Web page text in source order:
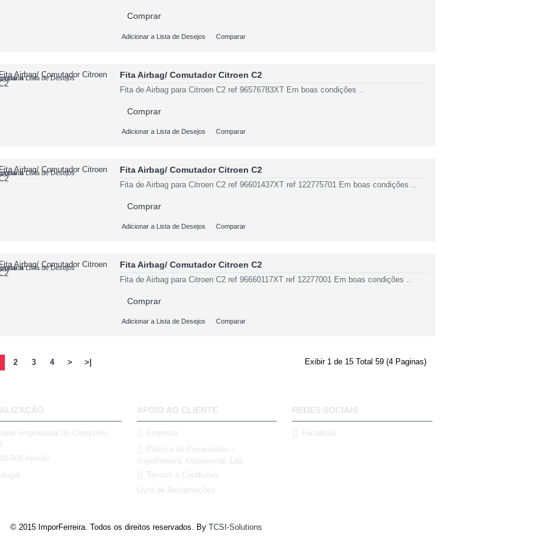
Comprar
Adicionar a Lista de Desejos Comparar
a Lista de Desejos Fita Airbag/ Comutador Citroen C2
Fita de Airbag para Citroen C2 ref 96576783XT Em boas condições ..
Comprar
Adicionar a Lista de Desejos Comparar
a Lista de Desejos Fita Airbag/ Comutador Citroen C2
Fita de Airbag para Citroen C2 ref 96601437XT ref 122775701 Em boas condições ..
Comprar
Adicionar a Lista de Desejos Comparar
a Lista de Desejos Fita Airbag/ Comutador Citroen C2
Fita de Airbag para Citroen C2 ref 96660117XT ref 12277001 Em boas condições ..
Comprar
Adicionar a Lista de Desejos Comparar
2 3 4 > >| Exibir 1 de 15 Total 59 (4 Paginas)
empresarial do Camporês,
509 Ansião
APOIO AO CLIENTE
Empresa
Política de Privacidade –
Imporferreira, Unipessoal, Lda.
Termos e Condições
Livro de Reclamações
REDES SOCIAIS
Facebook
© 2015 ImporFerreira. Todos os direitos reservados. By TCSI-Solutions